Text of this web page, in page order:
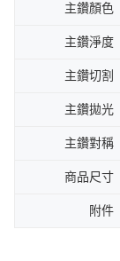
主鑽顏色
主鑽淨度
主鑽切割
主鑽拋光
主鑽對稱
商品尺寸
附件